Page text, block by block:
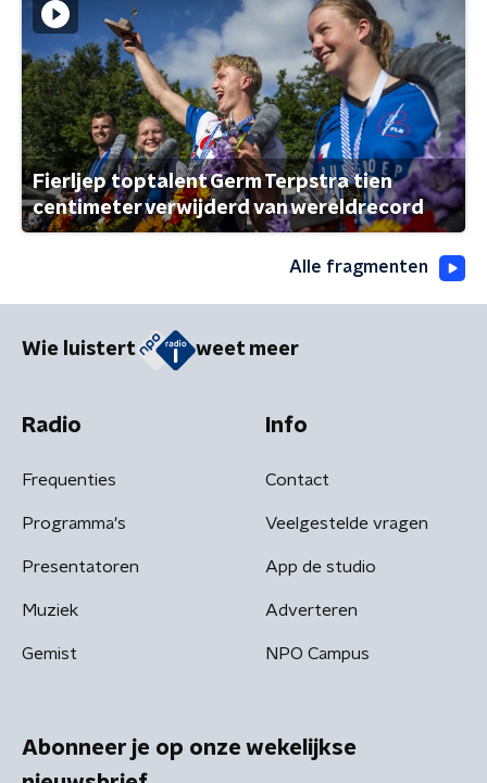
Fierljep toptalent Germ Terpstra tien
centimeter verwijderd van wereldrecord
Alle fragmenten
Wie luistert weet meer
Radio
Frequenties
Programma's
Presentatoren
Muziek
Gemist
Info
Contact
Veelgestelde vragen
App de studio
Adverteren
NPO Campus
Abonneer je op onze wekelijkse